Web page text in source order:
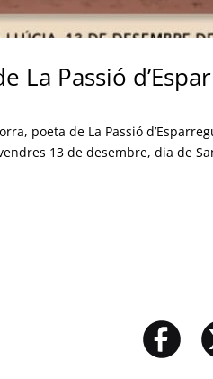
La Passió
poeta de La Passió
13 de desembre, dia de